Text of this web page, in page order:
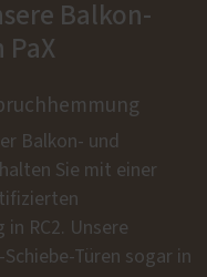
Balkon-
PaX
Balkon- und
Sie mit einer
in RC2. Unsere
Türen sogar in